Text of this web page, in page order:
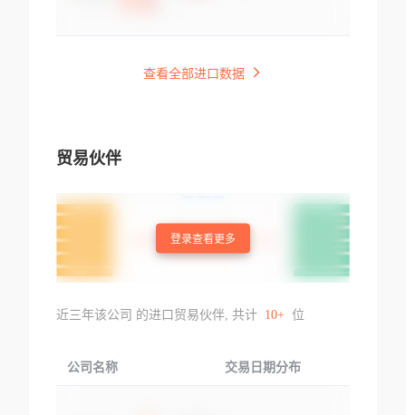
查看全部进口数据
贸易伙伴
登录查看更多
近三年该公司 的进口贸易伙伴, 共计 10+ 位
公司名称 交易日期分布